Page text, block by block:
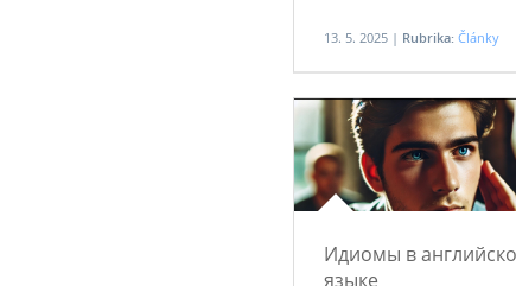
13. 5. 2025 | Rubrika: Články
Идиомы в
языке